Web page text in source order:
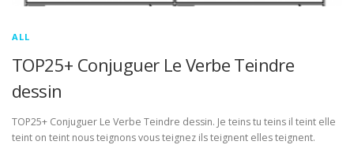
ALL
TOP25+ Conjuguer Le Verbe Teindre
dessin
TOP25+ Conjuguer Le Verbe Teindre dessin. Je teins tu teins il teint elle
teint on teint nous teignons vous teignez ils teignent elles teignent.